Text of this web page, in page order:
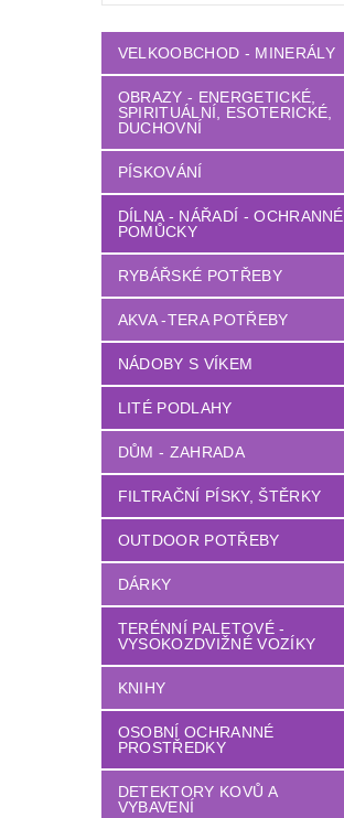
VELKOOBCHOD - MINERÁLY
OBRAZY - ENERGETICKÉ,
SPIRITUÁLNÍ, ESOTERICKÉ,
DUCHOVNÍ
PÍSKOVÁNÍ
DÍLNA - NÁŘADÍ - OCHRANNÉ
POMŮCKY
RYBÁŘSKÉ POTŘEBY
AKVA -TERA POTŘEBY
NÁDOBY S VÍKEM
LITÉ PODLAHY
DŮM - ZAHRADA
FILTRAČNÍ PÍSKY, ŠTĚRKY
OUTDOOR POTŘEBY
DÁRKY
TERÉNNÍ PALETOVÉ -
VYSOKOZDVIŽNÉ VOZÍKY
KNIHY
OSOBNÍ OCHRANNÉ
PROSTŘEDKY
DETEKTORY KOVŮ A
VYBAVENÍ